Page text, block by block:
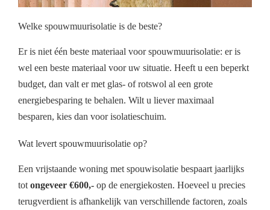
Welke spouwmuurisolatie is de beste?
Er is niet één beste materiaal voor spouwmuurisolatie: er is
wel een beste materiaal voor uw situatie. Heeft u een beperkt
budget, dan valt er met glas- of rotswol al een grote
energiebesparing te behalen. Wilt u liever maximaal
besparen, kies dan voor isolatieschuim.
Wat levert spouwmuurisolatie op?
Een vrijstaande woning met spouwisolatie bespaart jaarlijks
tot ongeveer €600,- op de energiekosten. Hoeveel u precies
terugverdient is afhankelijk van verschillende factoren, zoals